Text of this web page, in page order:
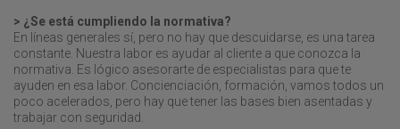
> ¿Se está cumpliendo la normativa?
En líneas generales sí, pero no hay que descuidarse, es una tarea
constante. Nuestra labor es ayudar al cliente a que conozca la
normativa. Es lógico asesorarte de especialistas para que te
ayuden en esa labor. Concienciación, formación, vamos todos un
poco acelerados, pero hay que tener las bases bien asentadas y
trabajar con seguridad.